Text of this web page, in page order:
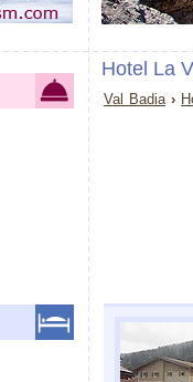
Hotel La
Val Badia ›